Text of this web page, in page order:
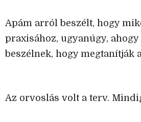
Apám arról beszélt, hogy
praxisához, ugyanúgy,
beszélnek, hogy megtanítják
Az orvoslás volt a terv.